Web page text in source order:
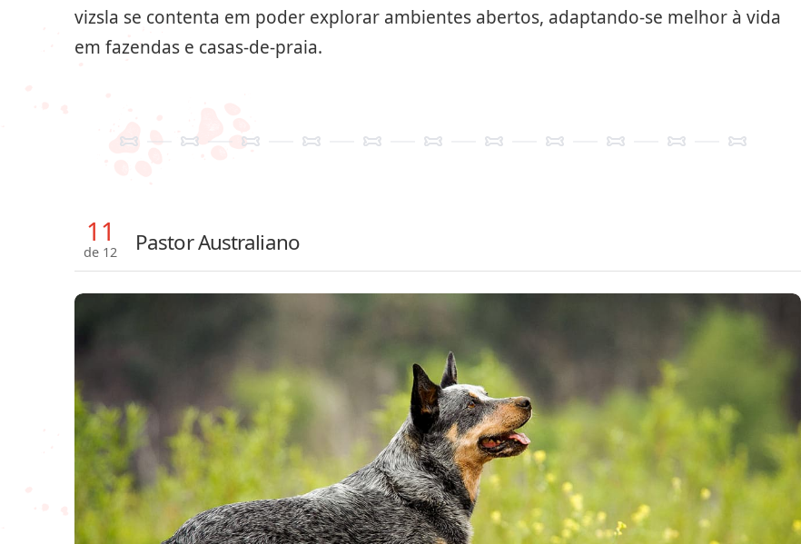
vizsla se contenta em poder explorar ambientes abertos, adaptando-se melhor à vida
em fazendas e casas-de-praia.
11
de 12 Pastor Australiano